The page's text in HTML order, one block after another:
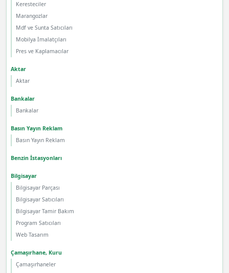
Keresteciler
Marangozlar
Mdf ve Sunta Satıcıları
Mobilya İmalatçıları
Pres ve Kaplamacılar
Aktar
Aktar
Bankalar
Bankalar
Basın Yayın Reklam
Basın Yayın Reklam
Benzin İstasyonları
Bilgisayar
Bilgisayar Parçası
Bilgisayar Satıcıları
Bilgisayar Tamir Bakım
Program Satıcıları
Web Tasarım
Çamaşırhane, Kuru
Çamaşırhaneler